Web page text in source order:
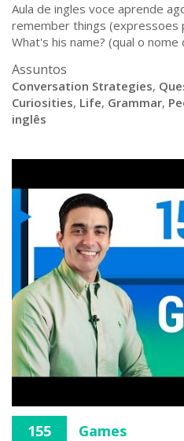
Aula de ingles voce aprende
remember things (expressoes
What's his name? (qual o nome
Assuntos
Conversation Strategies,
Curiosities, Life, Grammar,
inglês
155 Games